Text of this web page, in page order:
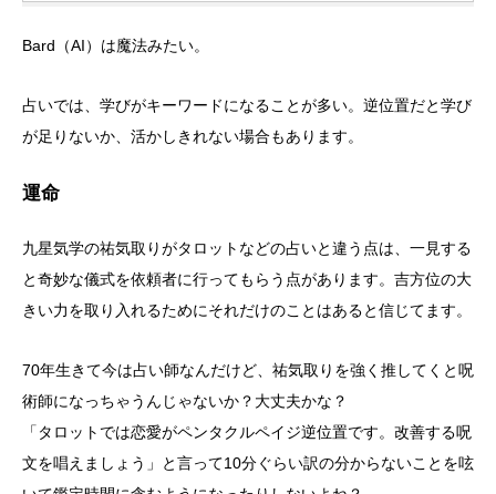
Bard（AI）は魔法みたい。
占いでは、学びがキーワードになることが多い。逆位置だと学び
が足りないか、活かしきれない場合もあります。
運命
九星気学の祐気取りがタロットなどの占いと違う点は、一見する
と奇妙な儀式を依頼者に行ってもらう点があります。吉方位の大
きい力を取り入れるためにそれだけのことはあると信じてます。
70年生きて今は占い師なんだけど、祐気取りを強く推してくと呪
術師になっちゃうんじゃないか？大丈夫かな？
「タロットでは恋愛がペンタクルペイジ逆位置です。改善する呪
文を唱えましょう」と言って10分ぐらい訳の分からないことを呟